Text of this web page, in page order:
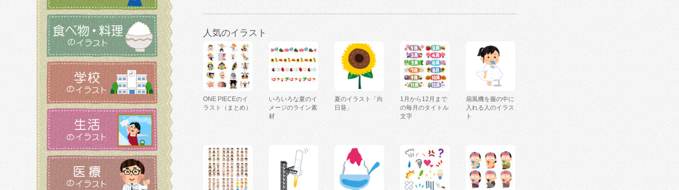
人気のイラスト
ONE PIECEのイ
ラスト（まとめ）
いろいろな夏のイ
メージのライン素
材
夏のイラスト「向
日葵」
1月から12月まで
の毎月のタイトル
文字
扇風機を服の中に
入れる人のイラス
ト